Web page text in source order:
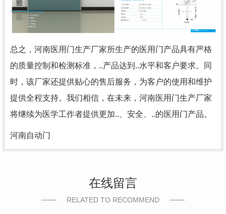
总之，河南医用门生产厂家所生产的医用门产品具有严格
的质量控制和检测标准，..产品达到..水平和客户要求。同
时，该厂家还提供贴心的售后服务，为客户的使用和维护
提供全程支持。我们相信，在未来，河南医用门生产厂家
将继续为医学工作者提供更加..、安全、..的医用门产品。
河南自动门
在线留言
RELATED TO RECOMMEND